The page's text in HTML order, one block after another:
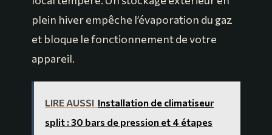
plein hiver empêche l’évaporation du gaz
et bloque le fonctionnement de votre
appareil.
LIRE AUSSI Installation de climatiseur
split : 30 bars de pression et 4 étapes